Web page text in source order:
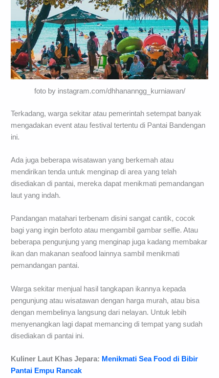
foto by instagram.com/dhhananngg_kurniawan/
Terkadang, warga sekitar atau pemerintah setempat banyak
mengadakan event atau festival tertentu di Pantai Bandengan
ini.
Ada juga beberapa wisatawan yang berkemah atau
mendirikan tenda untuk menginap di area yang telah
disediakan di pantai, mereka dapat menikmati pemandangan
laut yang indah.
Pandangan matahari terbenam disini sangat cantik, cocok
bagi yang ingin berfoto atau mengambil gambar selfie. Atau
beberapa pengunjung yang menginap juga kadang membakar
ikan dan makanan seafood lainnya sambil menikmati
pemandangan pantai.
Warga sekitar menjual hasil tangkapan ikannya kepada
pengunjung atau wisatawan dengan harga murah, atau bisa
dengan membelinya langsung dari nelayan. Untuk lebih
menyenangkan lagi dapat memancing di tempat yang sudah
disediakan di pantai ini.
Kuliner Laut Khas Jepara: Menikmati Sea Food di Bibir
Pantai Empu Rancak